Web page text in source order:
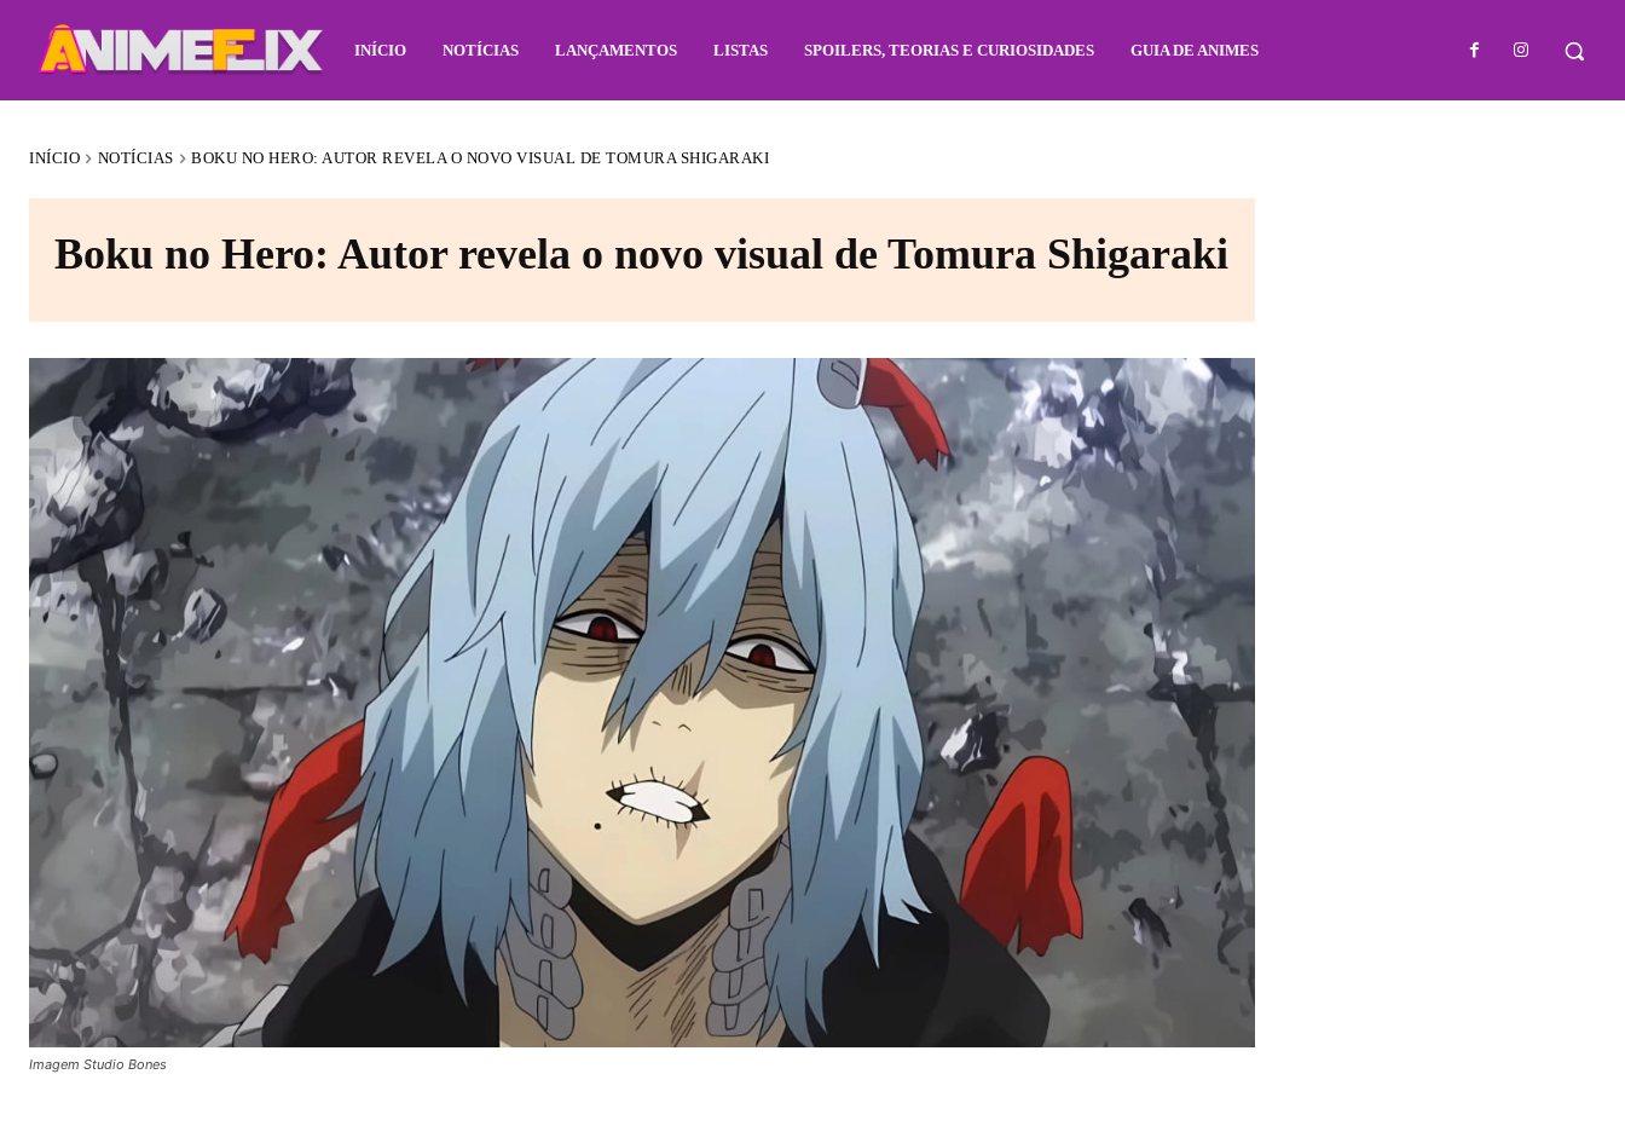
INÍCIO NOTÍCIAS LANÇAMENTOS LISTAS SPOILERS, TEORIAS E CURIOSIDADES GUIA DE ANIMES
INÍCIO NOTÍCIAS BOKU NO HERO: AUTOR REVELA O NOVO VISUAL DE TOMURA SHIGARAKI
Boku no Hero: Autor revela o novo visual de Tomura Shigaraki
Imagem Studio Bones